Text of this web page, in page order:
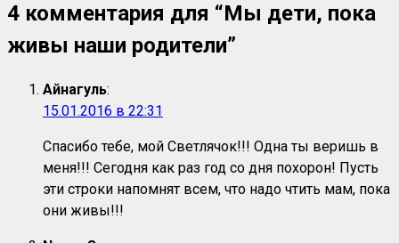
4 комментария для “Мы дети, пока
живы наши родители”
Айнагуль:
15.01.2016 в 22:31
Спасибо тебе, мой Светлячок!!! Одна ты веришь в
меня!!! Сегодня как раз год со дня похорон! Пусть
эти строки напомнят всем, что надо чтить мам, пока
они живы!!!